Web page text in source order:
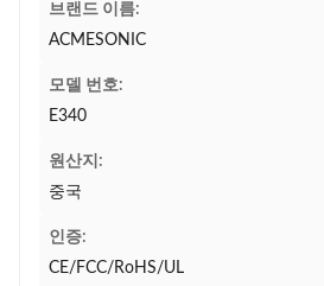
브랜드 이름:
ACMESONIC
모델 번호:
E340
원산지:
중국
인증:
CE/FCC/RoHS/UL